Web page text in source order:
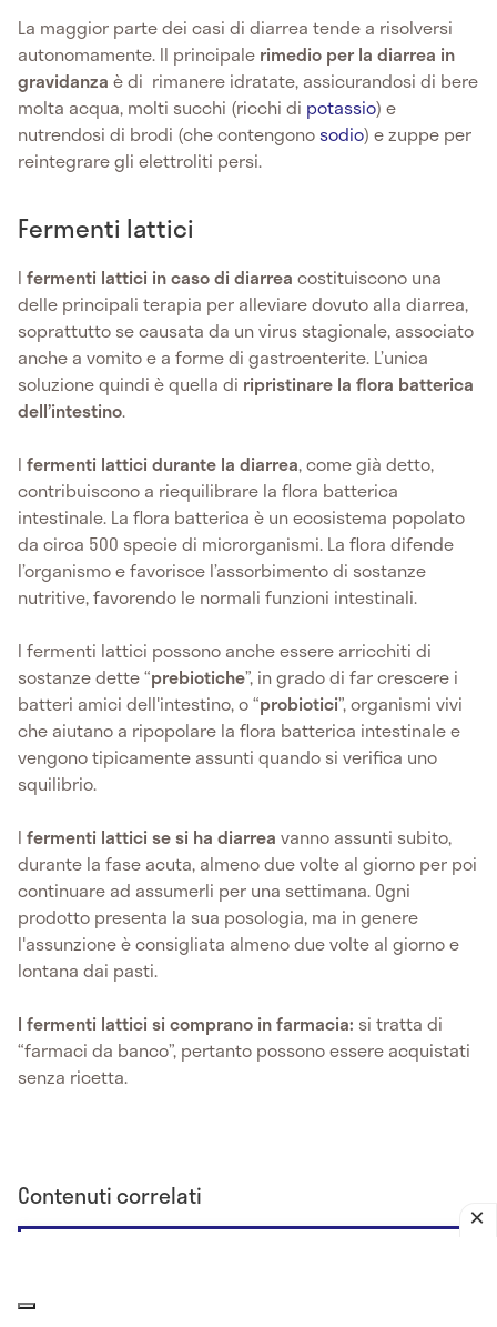
La maggior parte dei casi di diarrea tende a risolversi
autonomamente. Il principale rimedio per la diarrea in
gravidanza è di rimanere idratate, assicurandosi di bere
molta acqua, molti succhi (ricchi di potassio) e
nutrendosi di brodi (che contengonosodio) e zuppe per
reintegrare gli elettroliti persi.
Fermenti lattici
I fermenti lattici in caso di diarrea costituiscono una
delle principali terapia per alleviare dovuto alla diarrea,
soprattutto se causata da un virus stagionale, associato
anche a vomito e a forme di gastroenterite. L’unica
soluzione quindi è quella di ripristinare la flora batterica
dell’intestino.
I fermenti lattici durante la diarrea, come già detto,
contribuiscono a riequilibrare la flora batterica
intestinale. La flora batterica è un ecosistema popolato
da circa 500 specie di microrganismi. La flora difende
l’organismo e favorisce l’assorbimento di sostanze
nutritive, favorendo le normali funzioni intestinali.
I fermenti lattici possono anche essere arricchiti di
sostanze dette “prebiotiche”, in grado di far crescere i
batteri amici dell'intestino, o “probiotici”, organismi vivi
che aiutano a ripopolare la flora batterica intestinale e
vengono tipicamente assunti quando si verifica uno
squilibrio.
I fermenti lattici se si ha diarrea vanno assunti subito,
durante la fase acuta, almeno due volte al giorno per poi
continuare ad assumerli per una settimana. Ogni
prodotto presenta la sua posologia, ma in genere
l'assunzione è consigliata almeno due volte al giorno e
lontana dai pasti.
I fermenti lattici si comprano in farmacia: si tratta di
“farmaci da banco”, pertanto possono essere acquistati
senza ricetta.
Contenuti correlati